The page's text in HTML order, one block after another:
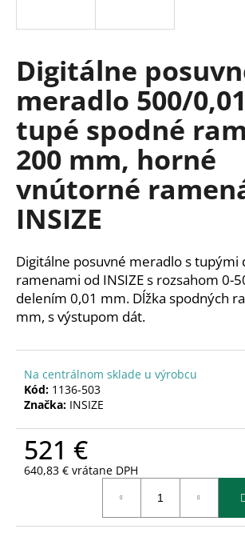
Digitálne
meradlo 500/
tupé spodné
200 mm, horné
vnútorné
INSIZE
Digitálne posuvné meradlo s tupými
ramenami od INSIZE s rozsahom 0-
delením 0,01 mm. Dĺžka spodných
mm, s výstupom dát.
Na centrálnom sklade u výrobcu
Kód: 1136-503
Značka: INSIZE
521 €
640,83 € vrátane DPH
s
ť
?
HĽADAŤ
O
d
p
o
r
a
m
e